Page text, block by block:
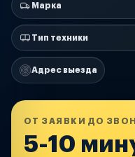
Марка
Тип техники
Адрес выезда
ОТ ЗАЯВКИ ДО
5-10